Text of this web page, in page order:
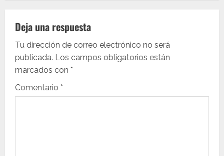
a
c
i
ó
Deja una respuesta
Tu dirección de correo electrónico no será
publicada. Los campos obligatorios están
marcados con *
Comentario *